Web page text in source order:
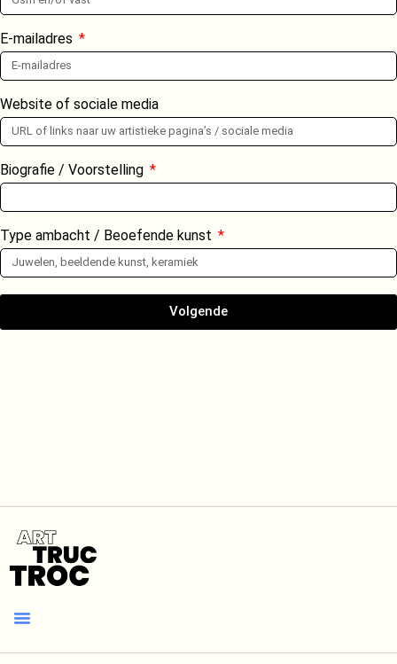
E-mailadres
Website of sociale media
Biografie / Voorstelling
Type ambacht / Beoefende kunst
Volgende